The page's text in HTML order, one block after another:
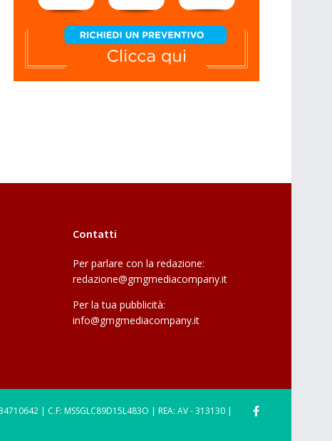
Contatti
Per parlare con la redazione:
redazione@gmgmediacompany.it
Per la tua pubblicità:
info@gmgmediacompany.it
| C.F: MSSGLC89D15L483O | REA: AV - 313130 |